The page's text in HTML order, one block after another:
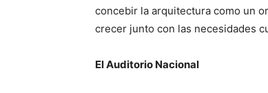
concebir la arquitectura como un
crecer junto con las necesidades
El Auditorio Nacional